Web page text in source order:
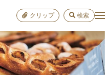
クリップ 検索
小学
お出
雑学
め